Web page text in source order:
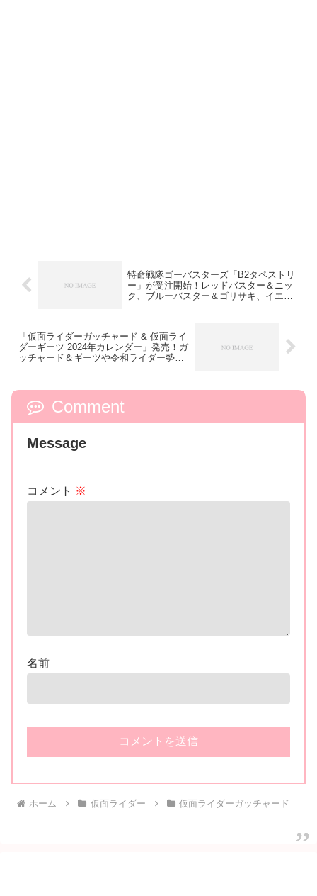
特命戦隊ゴーバスターズ「B2タペストリ
ー」が受注開始！レッドバスター＆ニッ
ク、ブルーバスター＆ゴリサキ、イエロ
「仮面ライダーガッチャード & 仮面ライ
ダーギーツ 2024年カレンダー」発売！ガ
ッチャード＆ギーツや令和ライダー勢揃
Comment
Message
コメント ※
名前
ホーム 仮面ライダー 仮面ライダーガッチャード